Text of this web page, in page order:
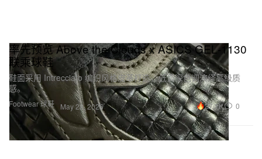
Footwear 球鞋
率先预览 Above the Clouds x ASICS GEL‑1130
联乘球鞋
鞋面采用 Intrecciato 编织风格皮革打造，低调深色调演绎高级质
感。
May 28, 2026 27.1K 0